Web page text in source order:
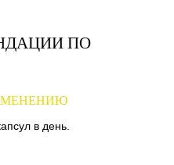
ПО
в день.